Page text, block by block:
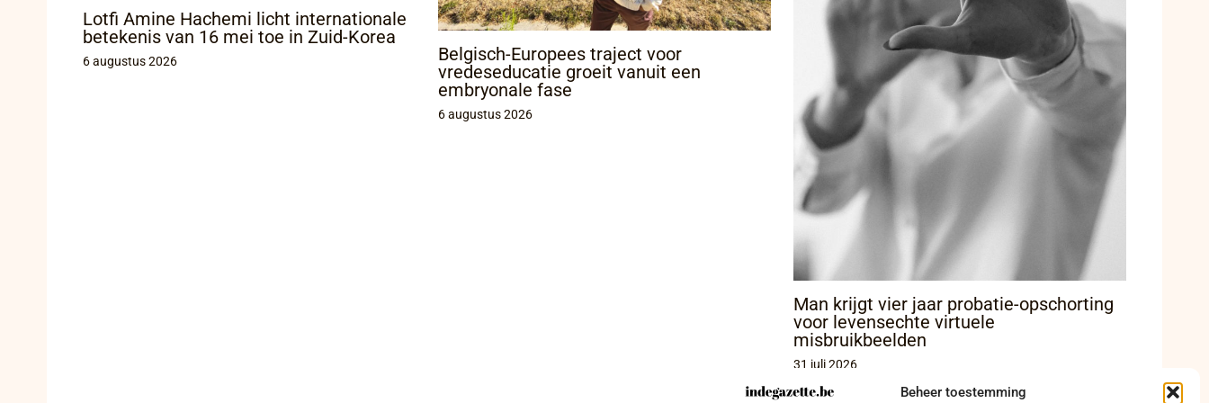
Beheer toestemming
Lotfi Amine Hachemi licht internationale
betekenis van 16 mei toe in Zuid-Korea
6 augustus 2026
Belgisch-Europees traject voor
vredeseducatie groeit vanuit een
embryonale fase
6 augustus 2026
Man krijgt vier jaar probatie-opschorting
voor levensechte virtuele
misbruikbeelden
31 juli 2026